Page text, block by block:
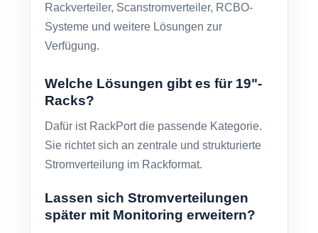
Rackverteiler, Scanstromverteiler, RCBO-
Systeme und weitere Lösungen zur
Verfügung.
Welche Lösungen gibt es für 19"-
Racks?
Dafür ist RackPort die passende Kategorie.
Sie richtet sich an zentrale und strukturierte
Stromverteilung im Rackformat.
Lassen sich Stromverteilungen
später mit Monitoring erweitern?